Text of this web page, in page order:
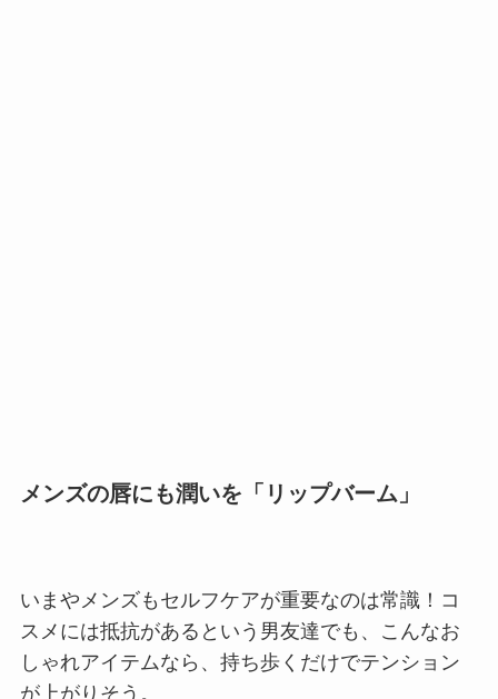
メンズの唇にも潤いを「リップバーム」
いまやメンズもセルフケアが重要なのは常識！コ
スメには抵抗があるという男友達でも、こんなお
しゃれアイテムなら、持ち歩くだけでテンション
が上がりそう。